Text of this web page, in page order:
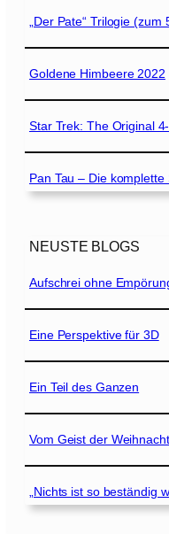
„Der Pate“ Trilogie (zum
Goldene Himbeere 2022
Star Trek: The Original
Pan Tau – Die komplette
NEUSTE BLOGS
Aufschrei ohne
Eine Perspektive für 3D
Ein Teil des Ganzen
Vom Geist der Weihnacht
„Nichts ist so beständig